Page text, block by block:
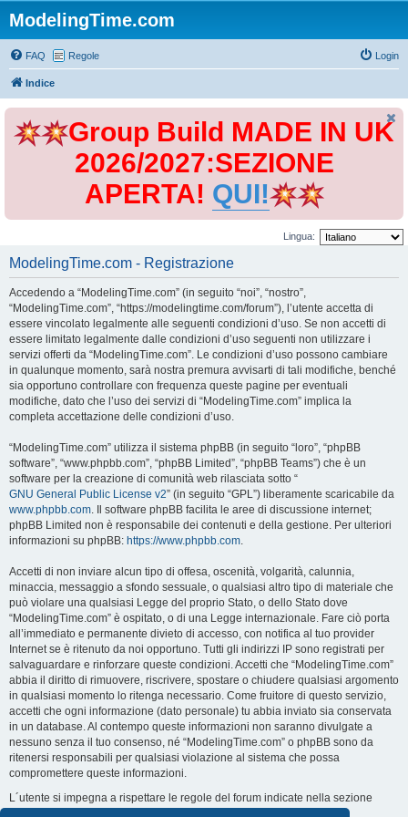
ModelingTime.com
FAQ Regole Login
Indice
Group Build MADE IN UK
2026/2027:SEZIONE
APERTA! QUI!
Lingua:
ModelingTime.com - Registrazione
Accedendo a “ModelingTime.com” (in seguito “noi”, “nostro”,
“ModelingTime.com”, “https://modelingtime.com/forum”), l’utente accetta di
essere vincolato legalmente alle seguenti condizioni d’uso. Se non accetti di
essere limitato legalmente dalle condizioni d’uso seguenti non utilizzare i
servizi offerti da “ModelingTime.com”. Le condizioni d’uso possono cambiare
in qualunque momento, sarà nostra premura avvisarti di tali modifiche, benché
sia opportuno controllare con frequenza queste pagine per eventuali
modifiche, dato che l’uso dei servizi di “ModelingTime.com” implica la
completa accettazione delle condizioni d’uso.
“ModelingTime.com” utilizza il sistema phpBB (in seguito “loro”, “phpBB
software”, “www.phpbb.com”, “phpBB Limited”, “phpBB Teams”) che è un
software per la creazione di comunità web rilasciata sotto “
GNU General Public License v2” (in seguito “GPL”) liberamente scaricabile da
www.phpbb.com. Il software phpBB facilita le aree di discussione internet;
phpBB Limited non è responsabile dei contenuti e della gestione. Per ulteriori
informazioni su phpBB: https://www.phpbb.com.
Accetti di non inviare alcun tipo di offesa, oscenità, volgarità, calunnia,
minaccia, messaggio a sfondo sessuale, o qualsiasi altro tipo di materiale che
può violare una qualsiasi Legge del proprio Stato, o dello Stato dove
“ModelingTime.com” è ospitato, o di una Legge internazionale. Fare ciò porta
all’immediato e permanente divieto di accesso, con notifica al tuo provider
Internet se è ritenuto da noi opportuno. Tutti gli indirizzi IP sono registrati per
salvaguardare e rinforzare queste condizioni. Accetti che “ModelingTime.com”
abbia il diritto di rimuovere, riscrivere, spostare o chiudere qualsiasi argomento
in qualsiasi momento lo ritenga necessario. Come fruitore di questo servizio,
accetti che ogni informazione (dato personale) tu abbia inviato sia conservata
in un database. Al contempo queste informazioni non saranno divulgate a
nessuno senza il tuo consenso, né “ModelingTime.com” o phpBB sono da
ritenersi responsabili per qualsiasi violazione al sistema che possa
compromettere queste informazioni.
L´utente si impegna a rispettare le regole del forum indicate nella sezione